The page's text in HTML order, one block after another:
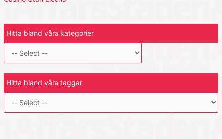
Hitta bland våra kategorier
Hitta bland våra taggar